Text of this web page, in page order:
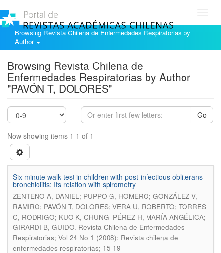
Browsing Revista Chilena de Enfermedades Respiratorias by
Author
Browsing Revista Chilena de
Enfermedades Respiratorias by Author
"PAVÓN T, DOLORES"
Go
Now showing items 1-1 of 1
Six minute walk test in children with post-infectious obliterans
bronchiolitis: Its relation with spirometry
ZENTENO A, DANIEL; PUPPO G, HOMERO; GONZÁLEZ V,
RAMIRO; PAVÓN T, DOLORES; VERA U, ROBERTO; TORRES
C, RODRIGO; KUO K, CHUNG; PÉREZ H, MARÍA ANGÉLICA;
GIRARDI B, GUIDO. Revista Chilena de Enfermedades
Respiratorias; Vol 24 No 1 (2008): Revista chilena de
enfermedades respiratorias; 15-19